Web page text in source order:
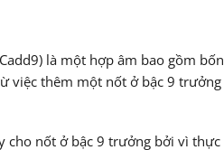
là một hợp âm bao gồm bốn
việc thêm một nốt ở bậc 9 trưởng
cho nốt ở bậc 9 trưởng bởi vì thực